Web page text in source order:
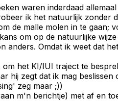
waren inderdaad
ik het natuurlijk zonder
de malle molen in te gaan;
om op de natuurlijke
anders. Omdat ik weet dat
om het KI/IUI traject te
hij zegt dat ik mag
zeg maar ;))
m'n berichtje) met af en